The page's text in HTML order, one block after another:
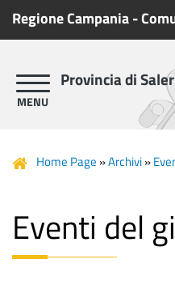
Regione Campania-
Provincia di
Home Page »Archivi»
Eventi del